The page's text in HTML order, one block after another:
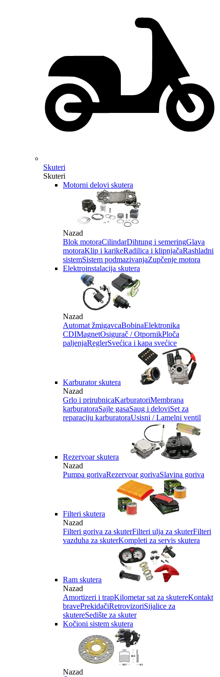
Skuteri
Skuteri
Motorni delovi skutera
Nazad
Blok motoraCilindarDihtung i semeringGlava
motoraKlip i karikeRadilica i klipnjačaRashladni
sistemSistem podmazivanjaZupčenje motora
Elektroinstalacija skutera
Nazad
Automat žmigavcaBobinaElektronika
CDIMagnetOsigurač / OtpornikPloča
paljenjaReglerSvećica i kapa svećice
Karburator skutera
Nazad
Grlo i prirubnicaKarburatoriMembrana
karburatoraSajle gasaSaug i deloviSet za
reparaciju karburatoraUsisni / Lamelni ventil
Rezervoar skutera
Nazad
Pumpa gorivaRezervoar gorivaSlavina goriva
Filteri skutera
Nazad
Filteri goriva za skuterFilteri ulja za skuterFilteri
vazduha za skuterKompleti za servis skutera
Ram skutera
Nazad
Amortizeri i trapKilometar sat za skutereKontakt
bravePrekidačiRetrovizoriSijalice za
skutereSedište za skuter
Kočioni sistem skutera
Nazad